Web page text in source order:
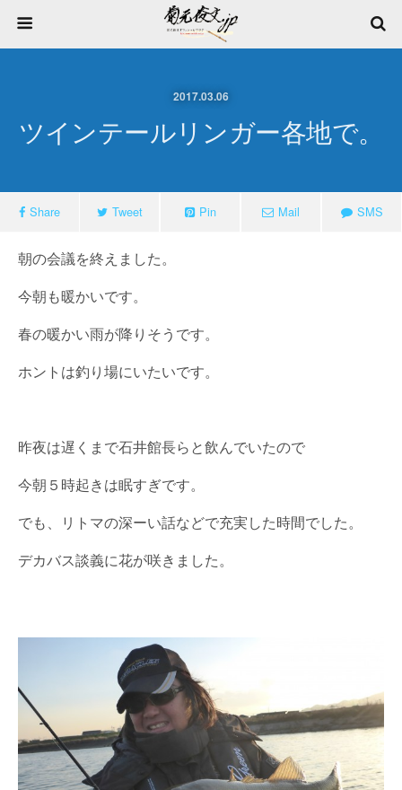
2017.03.06
ツインテールリンガー各地で。
Share Tweet Pin Mail SMS
朝の会議を終えました。
今朝も暖かいです。
春の暖かい雨が降りそうです。
ホントは釣り場にいたいです。
昨夜は遅くまで石井館長らと飲んでいたので
今朝５時起きは眠すぎです。
でも、リトマの深ーい話などで充実した時間でした。
デカバス談義に花が咲きました。